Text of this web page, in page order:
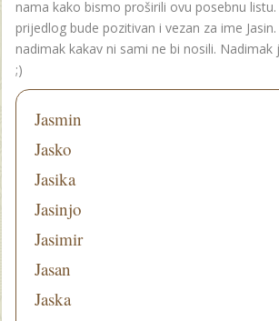
nama kako bismo proširili ovu posebnu
prijedlog bude pozitivan i vezan za ime
nadimak kakav ni sami ne bi nosili. Nadimak
;)
Jasmin
Jasko
Jasika
Jasinjo
Jasimir
Jasan
Jaska